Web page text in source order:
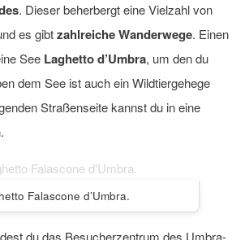
. Dieser beherbergt eine Vielzahl von
es gibtzahlreiche Wanderwege. Einen
See Laghetto d’Umbra, um den du
dem See ist auch ein Wildtiergehege
Straßenseite kannst du in eine
Falascone d’Umbra.
du das Besucherzentrum des Umbra-